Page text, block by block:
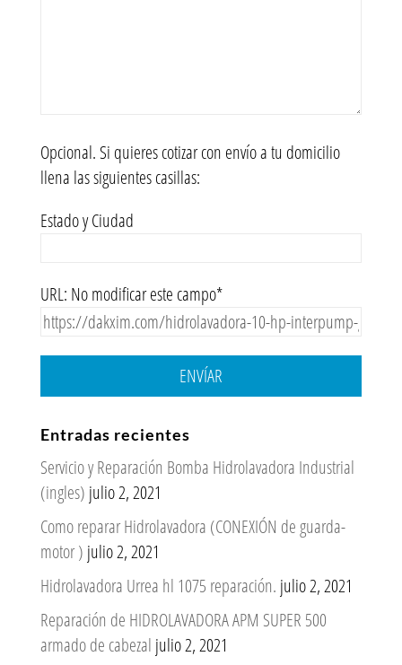
Opcional. Si quieres cotizar con envío a tu domicilio
llena las siguientes casillas:
Estado y Ciudad
URL: No modificar este campo*
ENVÍAR
Entradas recientes
Servicio y Reparación Bomba Hidrolavadora Industrial
(ingles) julio 2, 2021
Como reparar Hidrolavadora (CONEXIÓN de guarda-
motor ) julio 2, 2021
Hidrolavadora Urrea hl 1075 reparación. julio 2, 2021
Reparación de HIDROLAVADORA APM SUPER 500
armado de cabezal julio 2, 2021